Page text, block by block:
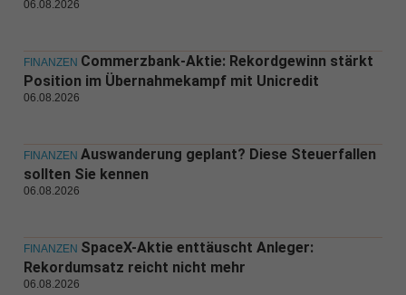
06.08.2026
FINANZEN Commerzbank-Aktie: Rekordgewinn stärkt
Position im Übernahmekampf mit Unicredit
06.08.2026
FINANZEN Auswanderung geplant? Diese Steuerfallen
sollten Sie kennen
06.08.2026
FINANZEN SpaceX-Aktie enttäuscht Anleger:
Rekordumsatz reicht nicht mehr
06.08.2026